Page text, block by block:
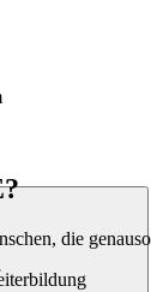
die